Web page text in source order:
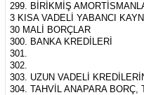
299. BİRİKMİŞ
3 KISA VADELİ YABANCI
30 MALİ BORÇLAR
300. BANKA KREDİLERİ
301.
302.
303. UZUN VADELİ
304. TAHVİL ANAPARA BORÇ,